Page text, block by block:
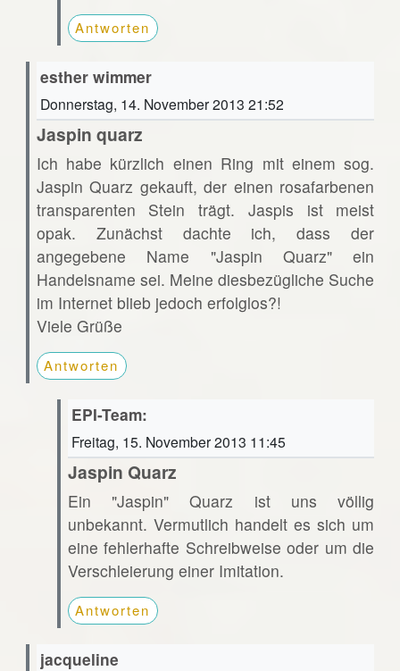
Antworten
esther wimmer
Donnerstag, 14. November 2013 21:52
Jaspin quarz
Ich habe kürzlich einen Ring mit einem sog.
Jaspin Quarz gekauft, der einen rosafarbenen
transparenten Stein trägt. Jaspis ist meist
opak. Zunächst dachte ich, dass der
angegebene Name "Jaspin Quarz" ein
Handelsname sei. Meine diesbezügliche Suche
im Internet blieb jedoch erfolglos?!
Viele Grüße
Antworten
EPI-Team:
Freitag, 15. November 2013 11:45
Jaspin Quarz
Ein "Jaspin" Quarz ist uns völlig
unbekannt. Vermutlich handelt es sich um
eine fehlerhafte Schreibweise oder um die
Verschleierung einer Imitation.
Antworten
jacqueline